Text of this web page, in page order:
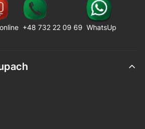
+48 732 22 09 69 WhatsUp